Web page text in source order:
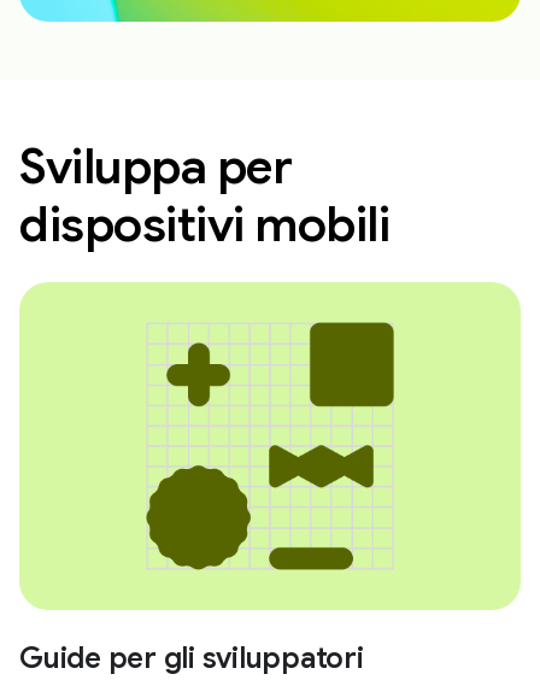
Sviluppa per
dispositivi mobili
Guide per gli sviluppatori